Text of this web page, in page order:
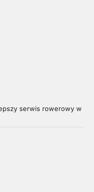
serwis rowerowy w